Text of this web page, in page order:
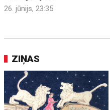
26. jūnijs, 23:35
ZIŅAS